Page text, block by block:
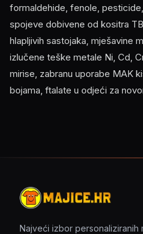
formaldehide, fenole,
spojeve dobivene od kositra
hlapljivih sastojaka, mješavine
izlučene teške metale Ni, Cd,
mirise, zabranu uporabe MAK
bojama, ftalate u odjeći za
Najveći izbor personaliziranih